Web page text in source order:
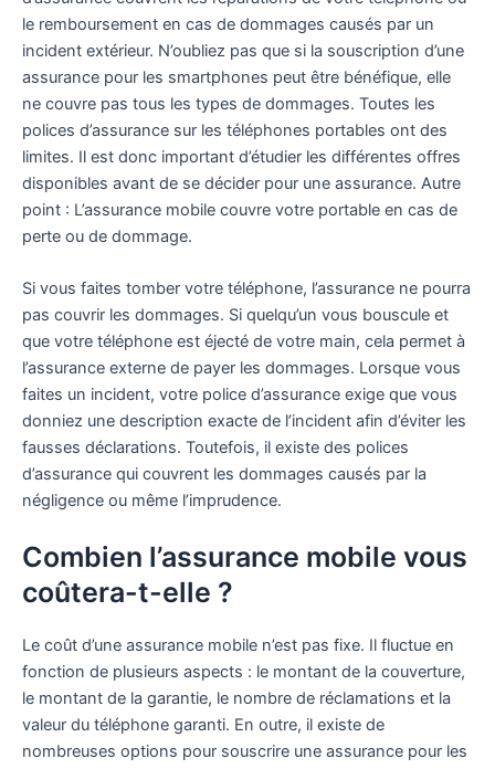
le remboursement en cas de dommages causés par un
incident extérieur. N’oubliez pas que si la souscription d’une
assurance pour les smartphones peut être bénéfique, elle
ne couvre pas tous les types de dommages. Toutes les
polices d’assurance sur les téléphones portables ont des
limites. Il est donc important d’étudier les différentes offres
disponibles avant de se décider pour une assurance. Autre
point : L’assurance mobile couvre votre portable en cas de
perte ou de dommage.
Si vous faites tomber votre téléphone, l’assurance ne pourra
pas couvrir les dommages. Si quelqu’un vous bouscule et
que votre téléphone est éjecté de votre main, cela permet à
l’assurance externe de payer les dommages. Lorsque vous
faites un incident, votre police d’assurance exige que vous
donniez une description exacte de l’incident afin d’éviter les
fausses déclarations. Toutefois, il existe des polices
d’assurance qui couvrent les dommages causés par la
négligence ou même l’imprudence.
Combien l’assurance mobile vous
coûtera-t-elle ?
Le coût d’une assurance mobile n’est pas fixe. Il fluctue en
fonction de plusieurs aspects : le montant de la couverture,
le montant de la garantie, le nombre de réclamations et la
valeur du téléphone garanti. En outre, il existe de
nombreuses options pour souscrire une assurance pour les